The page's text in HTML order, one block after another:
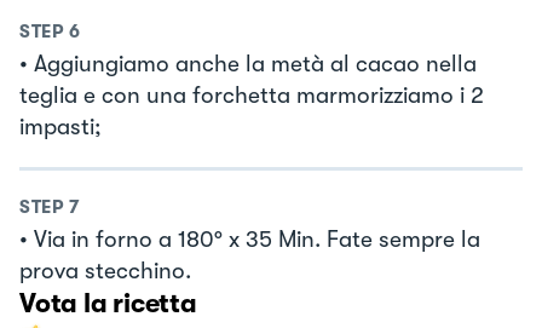
STEP 6
• Aggiungiamo anche la metà al cacao nella
teglia e con una forchetta marmorizziamo i 2
impasti;
STEP 7
• Via in forno a 180° x 35 Min. Fate sempre la
prova stecchino.
Vota la ricetta